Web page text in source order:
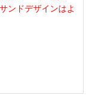
ンドデザインはよ